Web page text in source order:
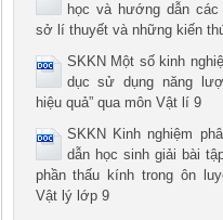
học và hướng dẫn
sở lí thuyết và những kiến
SKKN Một số kinh
dục sử dụng năng
hiệu quả” qua môn Vật lí 9
SKKN Kinh nghiệm
dẫn học sinh giải bài
phần thấu kính trong ôn
Vật lý lớp 9